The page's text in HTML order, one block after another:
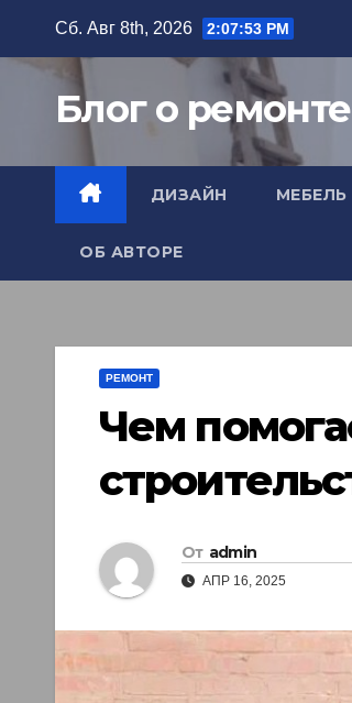
содержимому
Сб. Авг 8th, 2026 2:07:55 PM
Блог о ремонте
ДИЗАЙН МЕБЕЛЬ
ОБ АВТОРЕ
РЕМОНТ
Чем
От admin
АПР 16, 2025